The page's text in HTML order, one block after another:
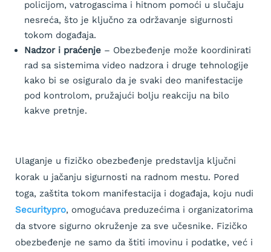
policijom, vatrogascima i hitnom pomoći u slučaju
nesreća, što je ključno za održavanje sigurnosti
tokom događaja.
Nadzor i praćenje – Obezbeđenje može koordinirati
rad sa sistemima video nadzora i druge tehnologije
kako bi se osiguralo da je svaki deo manifestacije
pod kontrolom, pružajući bolju reakciju na bilo
kakve pretnje.
Ulaganje u fizičko obezbeđenje predstavlja ključni
korak u jačanju sigurnosti na radnom mestu. Pored
toga, zaštita tokom manifestacija i događaja, koju nudi
Securitypro, omogućava preduzećima i organizatorima
da stvore sigurno okruženje za sve učesnike. Fizičko
obezbeđenje ne samo da štiti imovinu i podatke, već i